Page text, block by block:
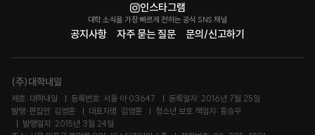
공지사항 자주 묻는 질문 문의/신고하기
인스타그램
대학 소식을 가장 빠르게 전하는 공식 SNS 채널
(주)대학내일
제호: 대학내일 등록번호: 서울 아 03647
등록일자: 2016년 7월 25일
발행·편집인: 김영훈
대표자명: 김영훈
청소년 보호 책임자: 홍승우
발행일자: 2015년 3월 24일